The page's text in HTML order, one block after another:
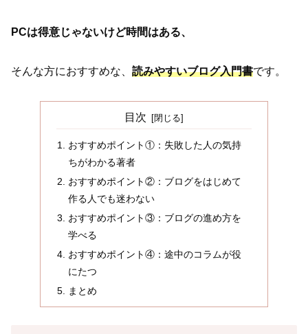
PCは得意じゃないけど時間はある、
そんな方におすすめな、 読みやすいブログ入門書です。
目次
おすすめポイント①：失敗した人の気持
ちがわかる著者
おすすめポイント②：ブログをはじめて
作る人でも迷わない
おすすめポイント③：ブログの進め方を
学べる
おすすめポイント④：途中のコラムが役
にたつ
まとめ